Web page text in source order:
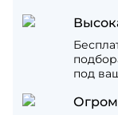
под